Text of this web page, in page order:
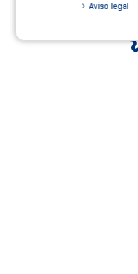
Aviso legal